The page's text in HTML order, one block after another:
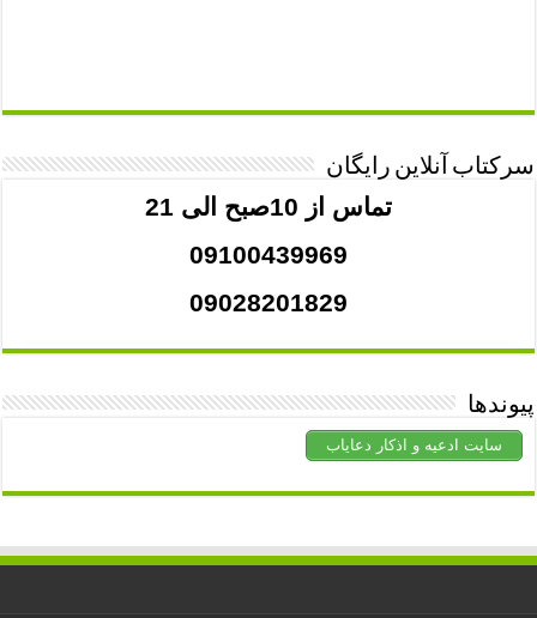
سرکتاب آنلاین رایگان
تماس از 10صبح الی 21
09100439969
09028201829
پیوندها
سایت ادعیه و اذکار دعایاب